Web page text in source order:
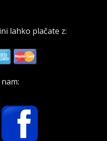
lahko plačate z: